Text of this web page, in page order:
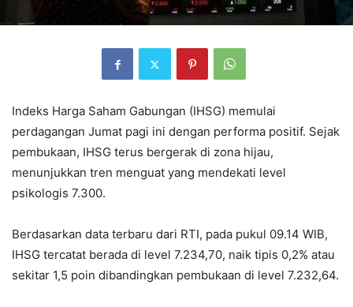
Indeks Harga Saham Gabungan (IHSG) memulai
perdagangan Jumat pagi ini dengan performa positif. Sejak
pembukaan, IHSG terus bergerak di zona hijau,
menunjukkan tren menguat yang mendekati level
psikologis 7.300.
Berdasarkan data terbaru dari RTI, pada pukul 09.14 WIB,
IHSG tercatat berada di level 7.234,70, naik tipis 0,2% atau
sekitar 1,5 poin dibandingkan pembukaan di level 7.232,64.